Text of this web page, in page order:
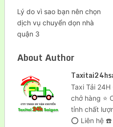
Lý do vì sao bạn nên chọn
dịch vụ chuyển dọn nhà
quận 3
About Author
Taxi Tải
chở hàng ⭐
tỉnh chất
⭕ Liên hệ